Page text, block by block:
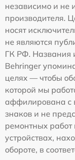
независимо и не
производителя.
носят
не являются
ГК РФ. Названия
Behringer
целях — чтобы
которой мы
аффилирована с
знаков и не
ремонтных
устройствах,
обороте, в